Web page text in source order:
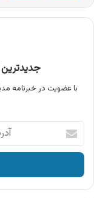
با عضویت در خبرنامه
آدرس
ایمیل
خود
وارد
کنید